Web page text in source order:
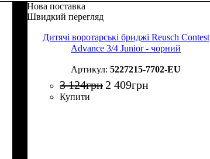
Нова поставка
Швидкий перегляд
Дитячі воротарські бриджі Reusch Contest
Advance 3/4 Junior - чорний
5227215-7702-EU
3 124грн 2 409грн
Купити